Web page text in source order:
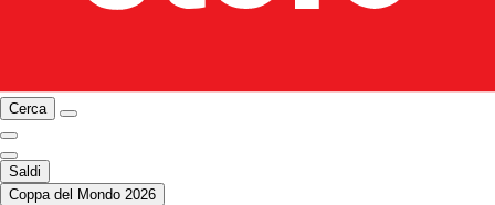
Cerca
Saldi
Coppa del Mondo 2026